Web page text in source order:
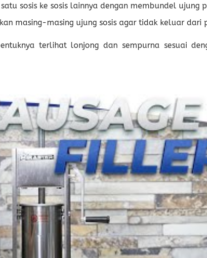
sosis ke sosis lainnya dengan membundel ujung
masing-masing ujung sosis agar tidak keluar dari
terlihat lonjong dan sempurna sesuai